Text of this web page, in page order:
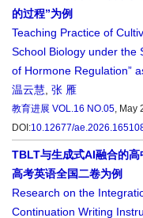
的过程”为例
Teaching Practice of
School Biology under the
of Hormone Regulation”
温云慧 张 雁
教育进展 VOL.16 NO.05, May
DOI:10.12677/
TBLT与生成式AI融合的
高考英语全国二卷为例
Research on the
Continuation Writing